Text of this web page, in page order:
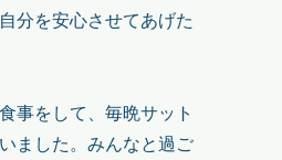
分を安心させてあげた
事をして、毎晩サット
ました。みんなと過ご